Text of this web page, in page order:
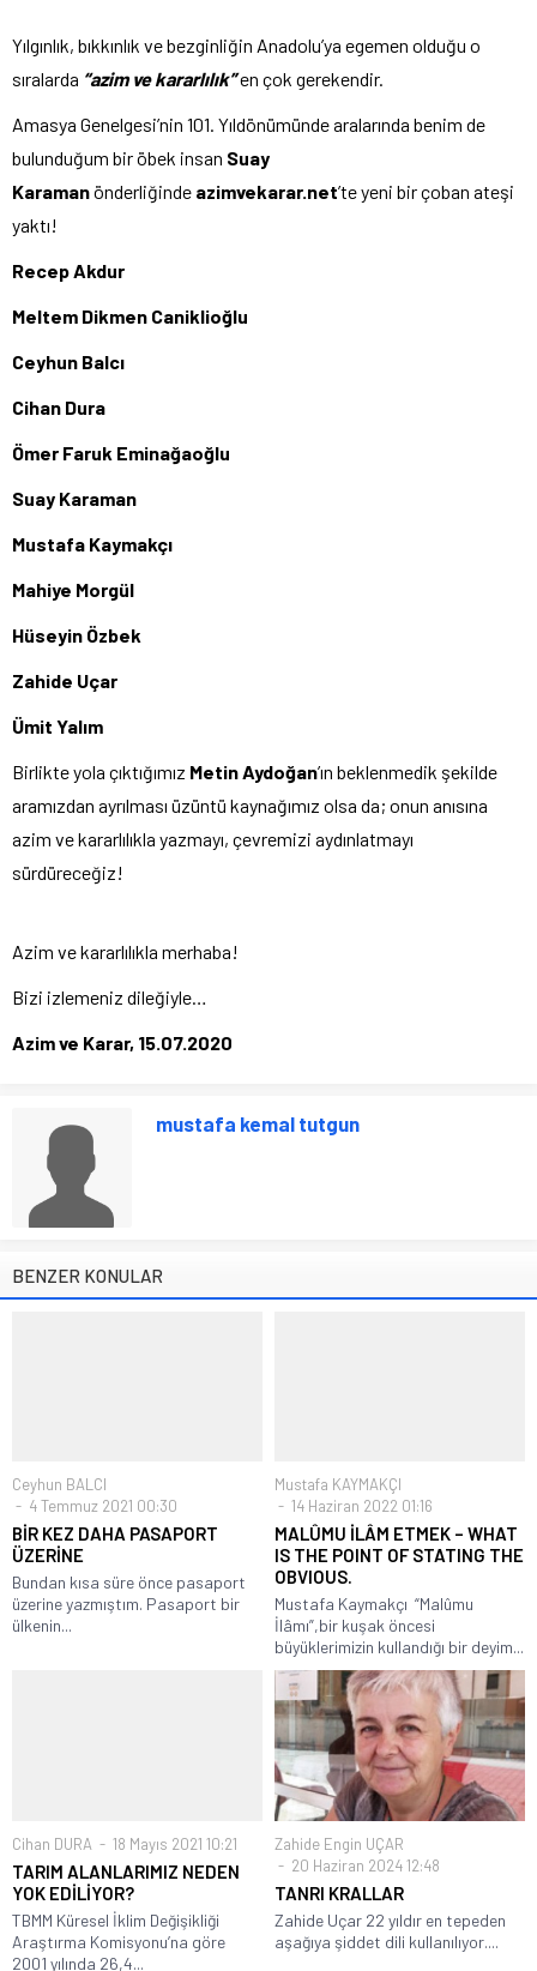
Yılgınlık, bıkkınlık ve bezginliğin Anadolu’ya egemen olduğu o
sıralarda “azim ve kararlılık”en çok gerekendir.
Amasya Genelgesi’nin 101. Yıldönümünde aralarında benim de
bulunduğum bir öbek insan Suay
Karamanönderliğinde azimvekarar.net’te yeni bir çoban ateşi
yaktı!
Recep Akdur
Meltem Dikmen Caniklioğlu
Ceyhun Balcı
Cihan Dura
Ömer Faruk Eminağaoğlu
Suay Karaman
Mustafa Kaymakçı
Mahiye Morgül
Hüseyin Özbek
Zahide Uçar
Ümit Yalım
Birlikte yola çıktığımız Metin Aydoğan’ın beklenmedik şekilde
aramızdan ayrılması üzüntü kaynağımız olsa da; onun anısına
azim ve kararlılıkla yazmayı, çevremizi aydınlatmayı
sürdüreceğiz!
Azim ve kararlılıkla merhaba!
Bizi izlemeniz dileğiyle…
Azim ve Karar, 15.07.2020
mustafa kemal tutgun
BENZER KONULAR
Ceyhun BALCI
4 Temmuz 2021 00:30
BİR KEZ DAHA PASAPORT
ÜZERİNE
Bundan kısa süre önce pasaport
üzerine yazmıştım. Pasaport bir
ülkenin...
Mustafa KAYMAKÇI
14 Haziran 2022 01:16
MALÛMU İLÂM ETMEK – WHAT
IS THE POINT OF STATING THE
OBVIOUS.
Mustafa Kaymakçı “Malûmu
İlâmı”,bir kuşak öncesi
büyüklerimizin kullandığı bir deyim...
Cihan DURA 18 Mayıs 2021 10:21
TARIM ALANLARIMIZ NEDEN
YOK EDİLİYOR?
TBMM Küresel İklim Değişikliği
Araştırma Komisyonu’na göre
2001 yılında 26,4...
Zahide Engin UÇAR
20 Haziran 2024 12:48
TANRI KRALLAR
Zahide Uçar 22 yıldır en tepeden
aşağıya şiddet dili kullanılıyor....